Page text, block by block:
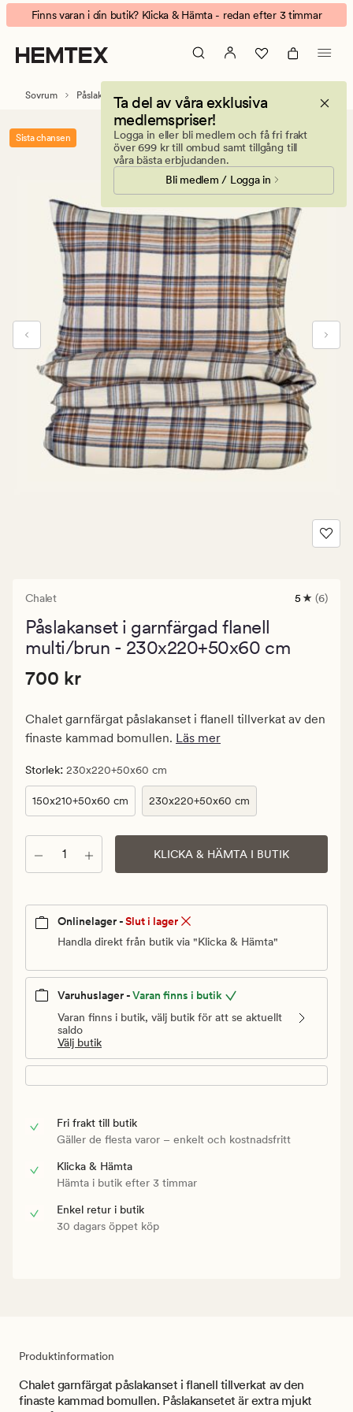
Chalet
påslakanset
garnfärgad
multi/brun
Animerad
banner.
Klicka
på
att
pausa.
Finns varan i din butik? Klicka & Hämta - redan efter 3 timmar
Ta del av våra exklusiva
medlemspriser!
Logga in eller bli medlem och få fri frakt
över 699 kr till ombud samt tillgång till
våra bästa erbjudanden.
Bli medlem / Logga in
Sovrum Påslakanset Flanell påslakanset
Sista chansen
Chalet
6
5 (6)
Påslakanset i garnfärgad flanell
multi/brun - 230x220+50x60 cm
Pris
Ordinarie
700
kr
Pris 700 kr
700 kr
Chalet garnfärgat påslakanset i flanell tillverkat av den
finaste kammad bomullen. Läs mer
Storlek: 230x220+50x60 cm
150x210+50x60 cm 230x220+50x60 cm
Antal KLICKA & HÄMTA I BUTIK
Onlinelager -Slut i lager
Handla direkt från butik via "Klicka & Hämta"
Varuhuslager -Varan finns i butik
Varan finns i butik, välj butik för att se aktuellt
saldo
Välj butik
Fri frakt till butik
Gäller de flesta varor – enkelt och kostnadsfritt
Klicka & Hämta
Hämta i butik efter 3 timmar
Enkel retur i butik
30 dagars öppet köp
Produktinformation
Chalet garnfärgat påslakanset i flanell tillverkat av den
finaste kammad bomullen. Påslakansetet är extra mjukt